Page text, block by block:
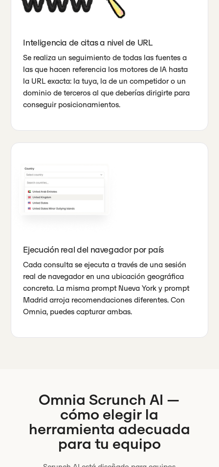
Inteligencia de citas a nivel de URL
Se realiza un seguimiento de todas las fuentes a
las que hacen referencia los motores de IA hasta
la URL exacta: la tuya, la de un competidor o un
dominio de terceros al que deberías dirigirte para
conseguir posicionamientos.
Ejecución real del navegador por país
Cada consulta se ejecuta a través de una sesión
real de navegador en una ubicación geográfica
concreta. La misma prompt Nueva York y prompt
Madrid arroja recomendaciones diferentes. Con
Omnia, puedes capturar ambas.
OmniaScrunch AI —
cómo elegir la
herramienta adecuada
para tu equipo